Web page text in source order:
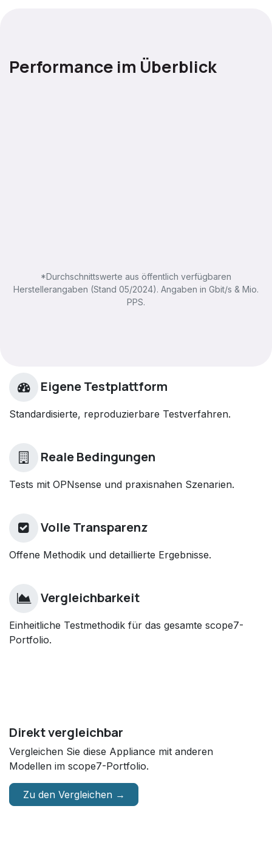
Performance im Überblick
*Durchschnittswerte aus öffentlich verfügbaren
Herstellerangaben (Stand 05/2024). Angaben in Gbit/s & Mio.
PPS.
Eigene Testplattform
Standardisierte, reproduzierbare Testverfahren.
Reale Bedingungen
Tests mit OPNsense und praxisnahen Szenarien.
Volle Transparenz
Offene Methodik und detaillierte Ergebnisse.
Vergleichbarkeit
Einheitliche Testmethodik für das gesamte scope7-
Portfolio.
Direkt vergleichbar
Vergleichen Sie diese Appliance mit anderen
Modellen im scope7-Portfolio.
Zu den Vergleichen →